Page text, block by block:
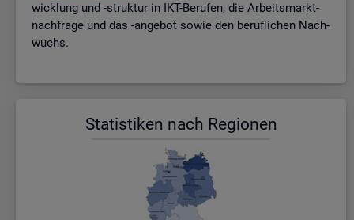
wick­lung und -struk­tur in IKT-Be­ru­fen, die Ar­beits­markt­
nach­fra­ge und das -an­ge­bot sowie den be­ruf­li­chen Nach­
wuchs.
Sta­tis­ti­ken nach Re­gio­nen